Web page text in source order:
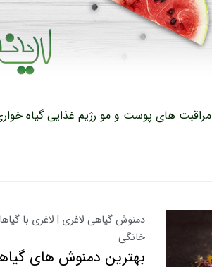
مراقبت های پوست و مو رژیم غذاییگیاه
دمنوش گیاهی لاغری | لاغری با
خانگی
بهترین دمنوش های